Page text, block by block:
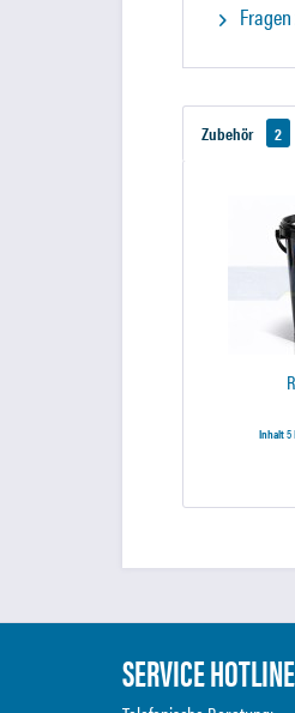
Zubehör 2
Inhalt5
SERVICE HOTLINE